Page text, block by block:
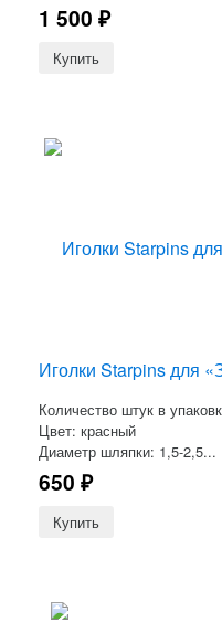
1 500 ₽
Иголки Starpins для
Количество штук в
Цвет: красный
Диаметр шляпки: 1,5-2,5...
650 ₽